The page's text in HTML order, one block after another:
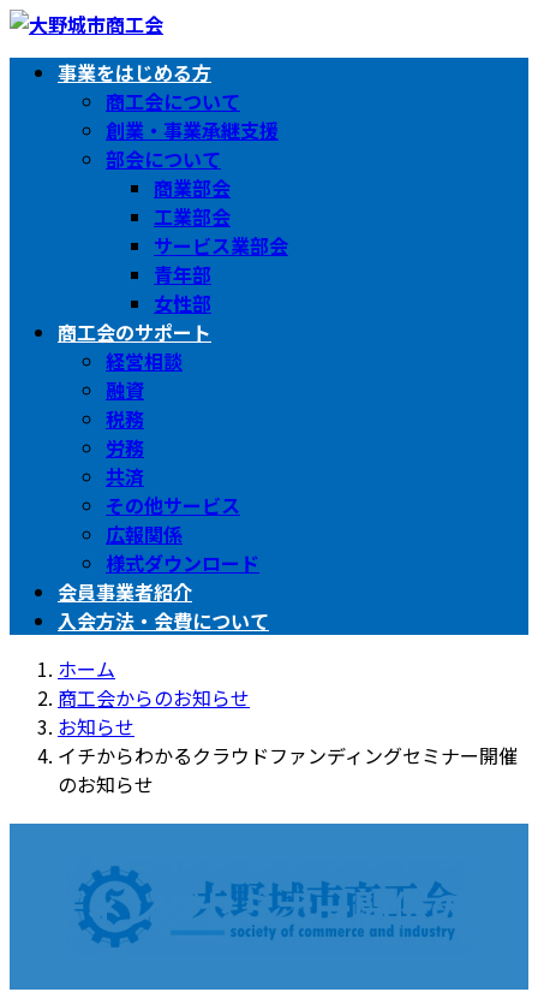
コ
ン
ナ
ビ
事業をはじめる方
商工会について
創業・事業承継支援
部会について
商業部会
工業部会
サービス業部会
青年部
女性部
商工会のサポート
経営相談
融資
税務
労務
共済
その他サービス
広報関係
様式ダウンロード
会員事業者紹介
入会方法・会費について
ホーム
商工会からのお知らせ
お知らせ
イチからわかるクラウドファンディングセミナー開催
のお知らせ
イチからわかるクラウドファ
ンディングセミナー開催のお
知らせ